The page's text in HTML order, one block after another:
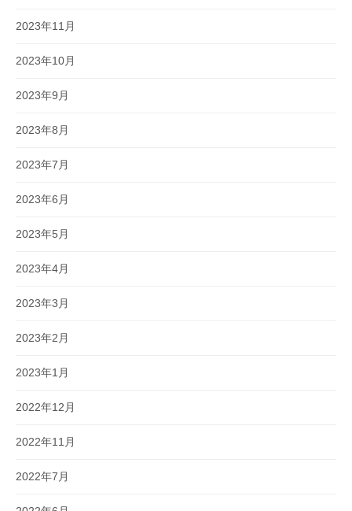
2023年11月
2023年10月
2023年9月
2023年8月
2023年7月
2023年6月
2023年5月
2023年4月
2023年3月
2023年2月
2023年1月
2022年12月
2022年11月
2022年7月